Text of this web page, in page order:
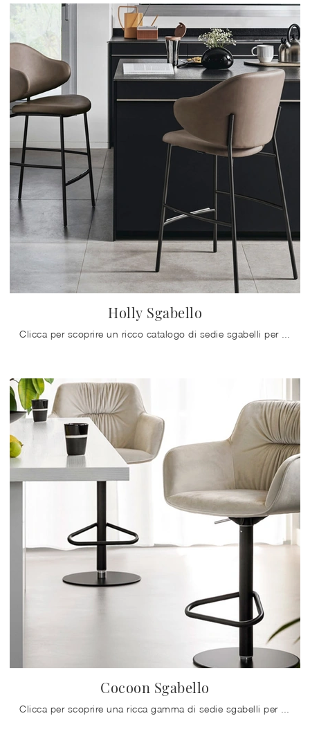
Holly Sgabello
Cocoon Sgabello